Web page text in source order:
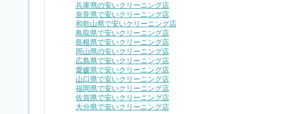
兵庫県の安いクリーニング店
奈良県で安いクリーニング店
和歌山県で安いクリーニング店
鳥取県で安いクリーニング店
島根県で安いクリーニング店
岡山県の安いクリーニング店
広島県で安いクリーニング店
愛媛県で安いクリーニング店
山口県で安いクリーニング店
福岡県で安いクリーニング店
佐賀県で安いクリーニング店
大分県で安いクリーニング店